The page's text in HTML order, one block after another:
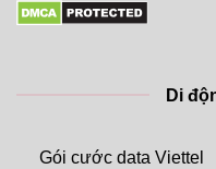
Di
Gói cước data Viettel